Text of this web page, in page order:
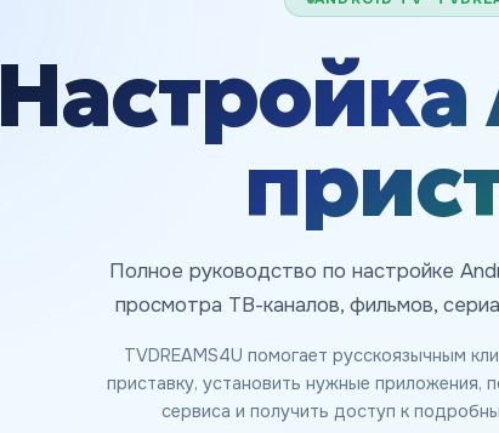
Полное руководство по настройке
просмотра ТВ-каналов, фильмов,
TVDREAMS4U помогает русскоязычным
приставку, установить нужные приложения,
сервиса и получить доступ к